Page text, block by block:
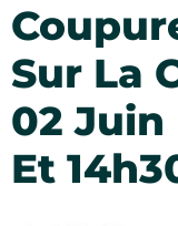
Sur La
02 Juin
Et